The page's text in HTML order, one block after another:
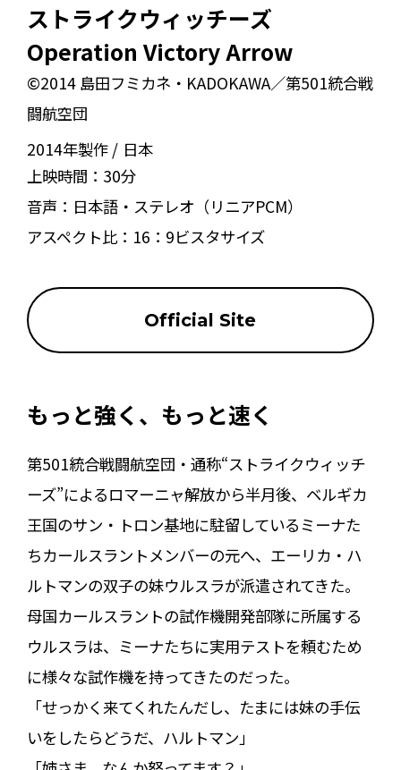
ストライクウィッチーズ
Operation Victory Arrow
©2014 島田フミカネ・KADOKAWA／第501統合戦
闘航空団
2014年製作
日本
上映時間： 30分
音声： 日本語・ステレオ（リニアPCM）
アスペクト比： 16：9ビスタサイズ
Official Site
もっと強く、もっと速く
第501統合戦闘航空団・通称“ストライクウィッチ
ーズ”によるロマーニャ解放から半月後、ベルギカ
王国のサン・トロン基地に駐留しているミーナた
ちカールスラントメンバーの元へ、エーリカ・ハ
ルトマンの双子の妹ウルスラが派遣されてきた。
母国カールスラントの試作機開発部隊に所属する
ウルスラは、ミーナたちに実用テストを頼むため
に様々な試作機を持ってきたのだった。
「せっかく来てくれたんだし、たまには妹の手伝
いをしたらどうだ、ハルトマン」